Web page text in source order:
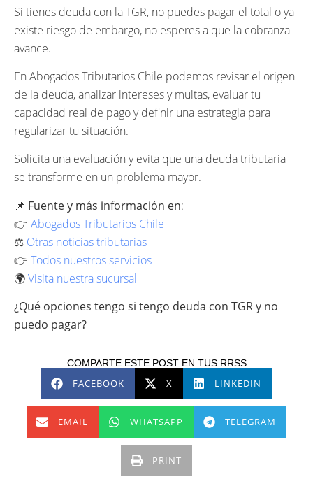
Si tienes deuda con la TGR, no puedes pagar el total o ya
existe riesgo de embargo, no esperes a que la cobranza
avance.
En Abogados Tributarios Chile podemos revisar el origen
de la deuda, analizar intereses y multas, evaluar tu
capacidad real de pago y definir una estrategia para
regularizar tu situación.
Solicita una evaluación y evita que una deuda tributaria
se transforme en un problema mayor.
📌 Fuente y más información en:
👉 Abogados Tributarios Chile
⚖️ Otras noticias tributarias
👉 Todos nuestros servicios
🌍Visita nuestra sucursal
¿Qué opciones tengo si tengo deuda con TGR y no
puedo pagar?
COMPARTE ESTE POST EN TUS RRSS
FACEBOOK X LINKEDIN
EMAIL WHATSAPP TELEGRAM
PRINT